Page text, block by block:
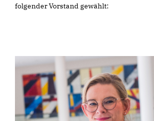
folgender Vorstand gewählt: